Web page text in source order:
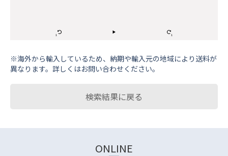
※海外から輸⼊しているため、納期や輸⼊元の地域により送料が
異なります。詳しくはお問い合わせください。
検索結果に戻る
ONLINE